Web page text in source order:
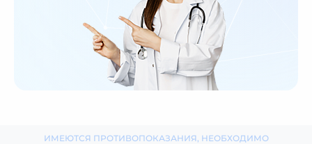
ИМЕЮТСЯ ПРОТИВОПОКАЗАНИЯ, НЕОБХОДИМО